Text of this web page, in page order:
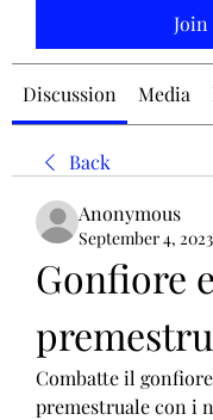
Join
Discussion Media
Back
Anonymous
September 4, 2023
Gonfiore
Combatte il
premestruale con i